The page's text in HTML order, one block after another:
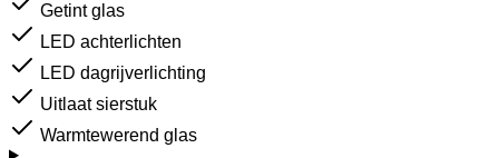
Getint glas
LED achterlichten
LED dagrijverlichting
Uitlaat sierstuk
Warmtewerend glas